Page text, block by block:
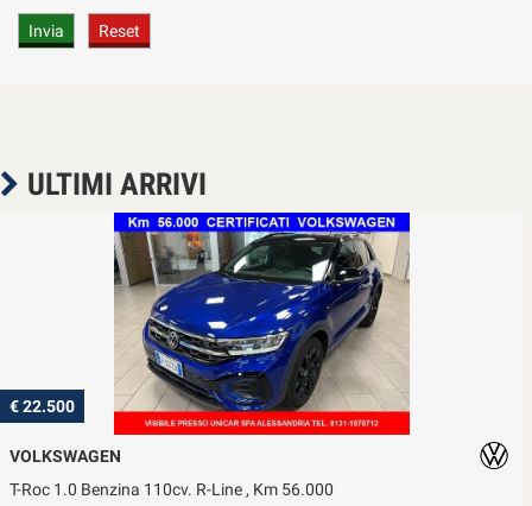
ULTIMI ARRIVI
€ 22.500
VOLKSWAGEN
T-Roc 1.0 Benzina 110cv. R-Line , Km 56.000